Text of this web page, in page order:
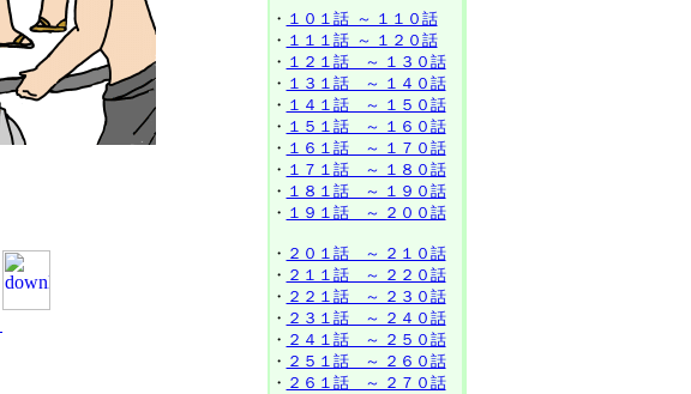
・ １０１話 ～ １１０話
・ １１１話 ～ １２０話
・ １２１話 ～ １３０話
・ １３１話 ～ １４０話
・ １４１話 ～ １５０話
・ １５１話 ～ １６０話
・ １６１話 ～ １７０話
・ １７１話 ～ １８０話
・ １８１話 ～ １９０話
・ １９１話 ～ ２００話
・ ２０１話 ～ ２１０話
・ ２１１話 ～ ２２０話
・ ２２１話 ～ ２３０話
・ ２３１話 ～ ２４０話
・ ２４１話 ～ ２５０話
・ ２５１話 ～ ２６０話
・ ２６１話 ～ ２７０話